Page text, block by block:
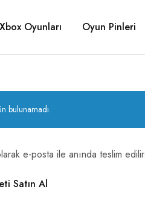
Xbox Oyunları Oyun Pinleri
bulunamadı.
e-posta ile anında teslim edilir.
Satın Al